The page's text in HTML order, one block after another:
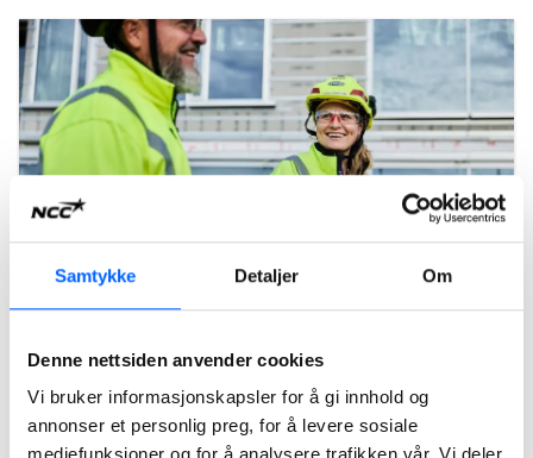
Samtykke Detaljer Om
Denne nettsiden anvender cookies
Vi bruker informasjonskapsler for å gi innhold og
annonser et personlig preg, for å levere sosiale
Våre medarbeidere er vår viktigste ressurs. Derfor jobber vi
for å være ledende når det gjelder å rekruttere, beholde og
utvikle medarbeidere i NCC. Følg med på våre ledige
stillinger, kanskje er vi på jakt etter nettopp deg?